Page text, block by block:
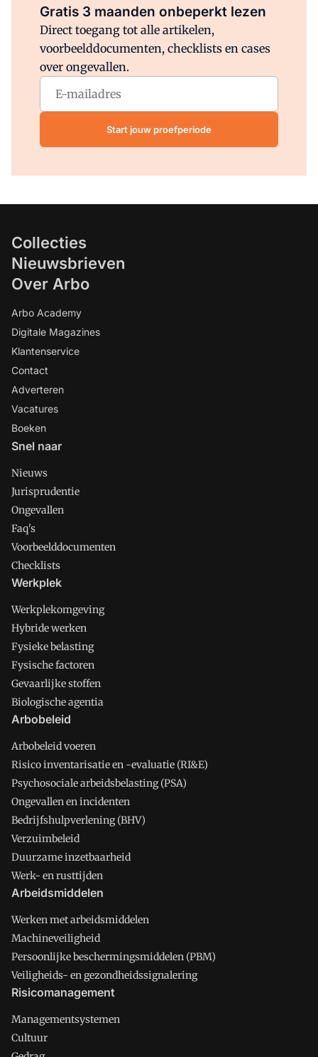
Gratis 3 maanden onbeperkt lezen
Direct toegang tot alle artikelen,
voorbeelddocumenten, checklists en cases
over ongevallen.
Start jouw proefperiode
Collecties
Nieuwsbrieven
Over Arbo
Arbo Academy
Digitale Magazines
Klantenservice
Contact
Adverteren
Vacatures
Boeken
Snel naar
Nieuws
Jurisprudentie
Ongevallen
Faq's
Voorbeelddocumenten
Checklists
Werkplek
Werkplekomgeving
Hybride werken
Fysieke belasting
Fysische factoren
Gevaarlijke stoffen
Biologische agentia
Arbobeleid
Arbobeleid voeren
Risico inventarisatie en -evaluatie (RI&E)
Psychosociale arbeidsbelasting (PSA)
Ongevallen en incidenten
Bedrijfshulpverlening (BHV)
Verzuimbeleid
Duurzame inzetbaarheid
Werk- en rusttijden
Arbeidsmiddelen
Werken met arbeidsmiddelen
Machineveiligheid
Persoonlijke beschermingsmiddelen (PBM)
Veiligheids- en gezondheidssignalering
Risicomanagement
Managementsystemen
Cultuur